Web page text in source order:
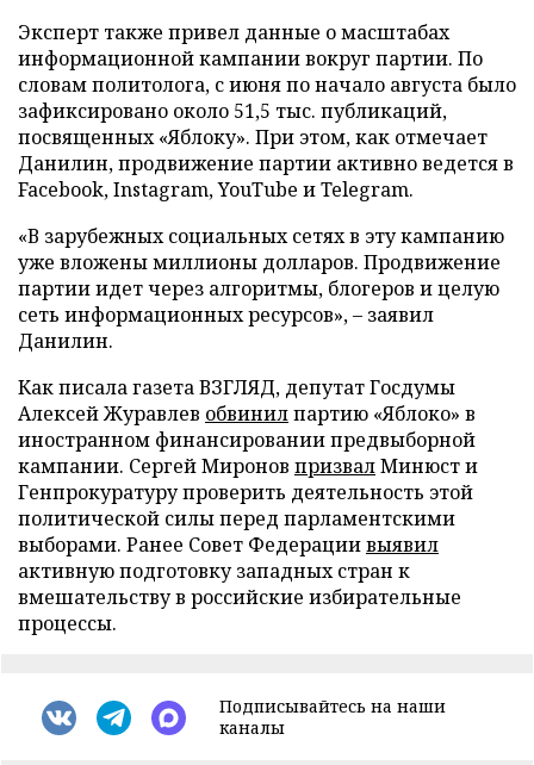
Эксперт также привел данные о масштабах
информационной кампании вокруг партии. По
словам политолога, с июня по начало августа было
зафиксировано около 51,5 тыс. публикаций,
посвященных «Яблоку». При этом, как отмечает
Данилин, продвижение партии активно ведется в
Facebook, Instagram, YouTube и Telegram.
«В зарубежных социальных сетях в эту кампанию
уже вложены миллионы долларов. Продвижение
партии идет через алгоритмы, блогеров и целую
сеть информационных ресурсов», – заявил
Данилин.
Как писала газета ВЗГЛЯД, депутат Госдумы
Алексей Журавлев обвинилпартию «Яблоко» в
иностранном финансировании предвыборной
кампании. Сергей Миронов призвалМинюст и
Генпрокуратуру проверить деятельность этой
политической силы перед парламентскими
выборами. Ранее Совет Федерациивыявил
активную подготовку западных стран к
вмешательству в российские избирательные
процессы.
Подписывайтесь на наши
каналы